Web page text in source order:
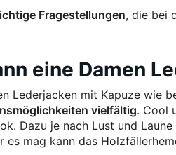
Fragestellungen, die bei
eine Damen
Lederjacken mit Kapuze wie
vielfältig. Cool
Dazu je nach Lust und
es mag kann das